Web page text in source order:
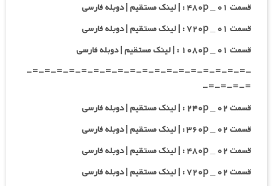
قسمت ۰۱ _ ۴۸۰p : | لینک مستقیم | دوبله فارسی
قسمت ۰۱ _ ۷۲۰p : | لینک مستقیم | دوبله فارسی
قسمت ۰۱ _ ۱۰۸۰p : | لینک مستقیم | دوبله فارسی
-=-=-=-=-=-=-=-=-=-=-=-=-=-=-=-=-=-=-
=-=-=-=-
قسمت ۰۲ _ ۲۴۰p : | لینک مستقیم | دوبله فارسی
قسمت ۰۲ _ ۳۶۰p : | لینک مستقیم | دوبله فارسی
قسمت ۰۲ _ ۴۸۰p : | لینک مستقیم | دوبله فارسی
قسمت ۰۲ _ ۷۲۰p : | لینک مستقیم | دوبله فارسی